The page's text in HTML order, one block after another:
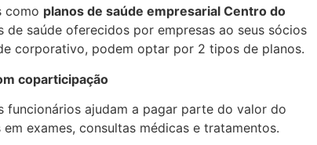
como planos de saúde empresarial Centro do
de saúde oferecidos por empresas ao seus sócios
corporativo, podem optar por 2 tipos de planos.
coparticipação
ajudam a pagar parte do valor do
exames, consultas médicas e tratamentos.